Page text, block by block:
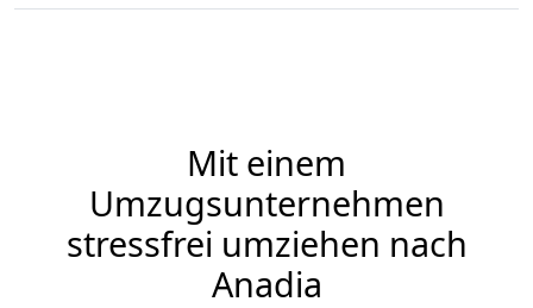
Mit einem
Umzugsunternehmen
stressfrei umziehen nach
Anadia